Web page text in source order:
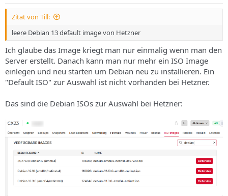
Zitat von Till:
leere Debian 13 default image von Hetzner
Ich glaube das Image kriegt man nur einmalig wenn man den
Server erstellt. Danach kann man nur mehr ein ISO Image
einlegen und neu starten um Debian neu zu installieren. Ein
"Default ISO" zur Auswahl ist nicht vorhanden bei Hetzner.
Das sind die Debian ISOs zur Auswahl bei Hetzner: